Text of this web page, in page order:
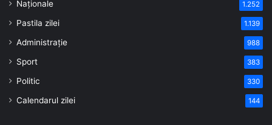
Naționale 1.252
Pastila zilei 1.139
Administrație 988
Sport 383
Politic 330
Calendarul zilei 144